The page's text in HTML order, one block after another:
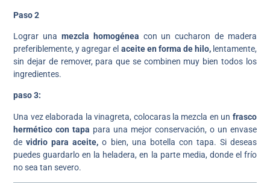
Paso 2
Lograr una mezcla homogénea con un cucharon de madera
preferiblemente, y agregar el aceite en forma de hilo,lentamente,
sin dejar de remover, para que se combinen muy bien todos los
ingredientes.
paso 3:
Una vez elaborada la vinagreta, colocaras la mezcla en un frasco
hermético con tapa para una mejor conservación, o un envase
devidrio para aceite, o bien, una botella con tapa. Si deseas
puedes guardarlo en la heladera, en la parte media, donde el frío
no sea tan severo.